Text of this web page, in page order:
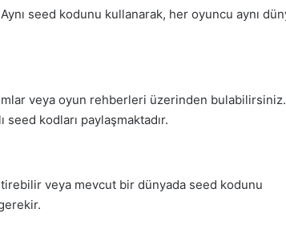
seed kodunu kullanarak, her oyuncu aynı
veya oyun rehberleri üzerinden bulabilirsiniz.
seed kodları paylaşmaktadır.
veya mevcut bir dünyada seed kodunu